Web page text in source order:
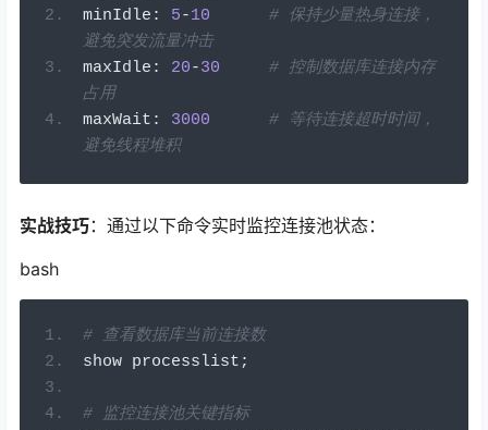
minIdle : 5-10
# 保持少量热身连接，
避免突发流量冲击
maxIdle : 20-30
# 控制数据库连接内存
占用
maxWait : 3000
# 等待连接超时时间，
避免线程堆积
实战技巧：通过以下命令实时监控连接池状态：
bash
# 查看数据库当前连接数
show processlist;
# 监控连接池关键指标